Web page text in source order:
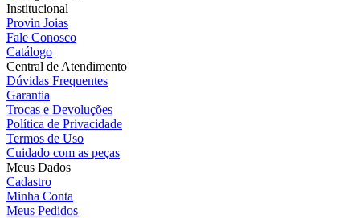
Institucional
Provin Joias
Fale Conosco
Catálogo
Central de Atendimento
Dúvidas Frequentes
Garantia
Trocas e Devoluções
Política de Privacidade
Termos de Uso
Cuidado com as peças
Meus Dados
Cadastro
Minha Conta
Meus Pedidos